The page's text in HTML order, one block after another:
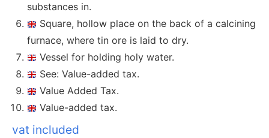
substances in.
Square, hollow place on the back of a calcining
furnace, where tin ore is laid to dry.
Vessel for holding holy water.
See: Value-added tax.
Value Added Tax.
Value-added tax.
vat included